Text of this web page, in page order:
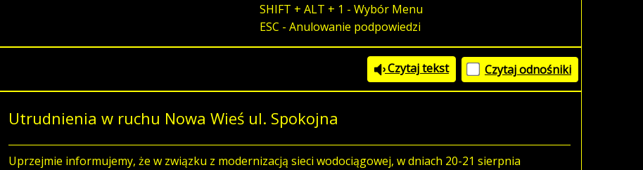
SHIFT + ALT + 1 - Wybór Menu
ESC - Anulowanie podpowiedzi
Czytaj tekst Czytaj odnośniki
Utrudnienia w ruchu Nowa Wieś ul. Spokojna
Uprzejmie informujemy, że w związku z modernizacją sieci wodociągowej, w dniach 20-21 sierpnia